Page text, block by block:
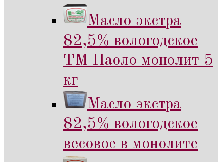
Масло экстра
82,5% вологодское
ТМ Паоло монолит 5
кг
Масло экстра
82,5% вологодское
весовое в монолите